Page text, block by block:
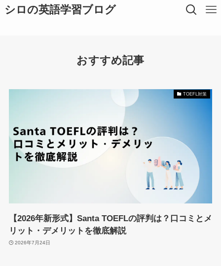
シロの英語学習ブログ
おすすめ記事
TOEFL対策
【2026年新形式】Santa TOEFLの評判は？口コミとメ
リット・デメリットを徹底解説
2026年7月24日